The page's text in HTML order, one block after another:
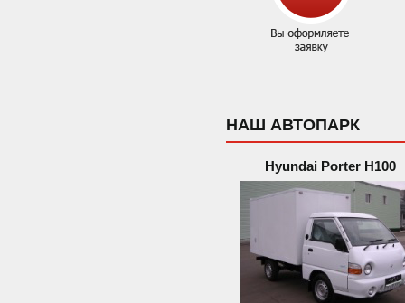
НАШ АВТОПАРК
Hyundai Porter H100